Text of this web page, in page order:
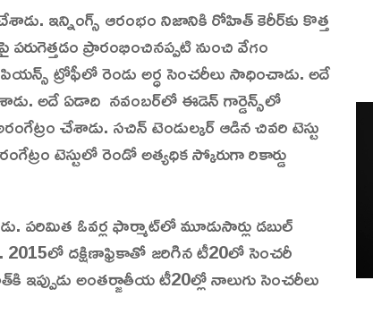
ఇన్నింగ్స్ ఆరంభం నిజానికి రోహిత్ కెరీర్‌కు కొత్త
ప్రారంభించినప్పటి నుంచి వేగం
ట్రోఫీలో రెండు అర్ధ సెంచరీలు సాధించాడు. అదే
అదే ఏడాది నవంబర్‌లో ఈడెన్ గార్డెన్స్‌లో
చేశాడు. సచిన్ టెండుల్కర్ ఆడిన చివరి టెస్టు
టెస్టులో రెండో అత్యధిక స్కోరుగా రికార్డు
పరిమిత ఓవర్ల ఫార్మాట్‌లో మూడుసార్లు డబుల్
2015లో దక్షిణాఫ్రికాతో జరిగిన టీ20లో సెంచరీ
అంతర్జాతీయ టీ20ల్లో నాలుగు సెంచరీలు